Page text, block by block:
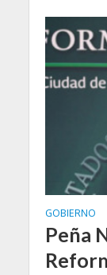
GOBIERNO
Peña